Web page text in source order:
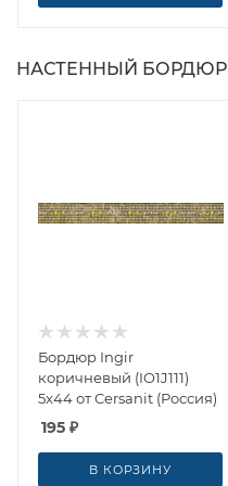
НАСТЕННЫЙ БОРДЮР
Бордюр Ingir
коричневый (IO1J111)
5x44 от Cersanit (Россия)
195 ₽
В КОРЗИНУ